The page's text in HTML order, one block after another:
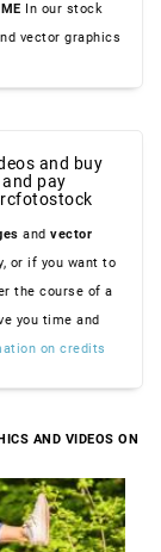
In our stock
vector graphics
and buy
pay
rcfotostock
and vector
or if you want to
the course of a
you time and
on credits
AND VIDEOS ON